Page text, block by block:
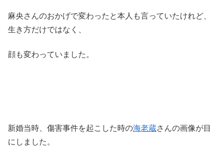
麻央さんのおかげで変わったと本人も言っていたけれど、
生き方だけではなく、
顔も変わっていました。
新婚当時、傷害事件を起こした時の海老蔵さんの画像が目
にしました。